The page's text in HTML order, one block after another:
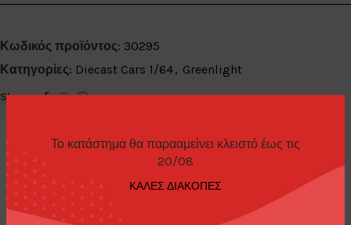
Το κατάστημα θα παρααμείνει κλειστό έως τις
20/08
ΚΑΛΕΣ ΔΙΑΚΟΠΕΣ
Κωδικός προϊόντος: 30295
Κατηγορίες: Diecast Cars 1/64, Greenlight
Share:
ΕΠΙΠΛΈΟΝ ΠΛΗΡΟΦΟΡΊΕΣ